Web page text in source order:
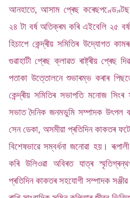
আনহাতে, আসাম প্ৰেছ
২৪ টা বৰ্ষ অতিক্ৰম কৰি এইবেলি ২৫
হিচাপে কেন্দ্ৰীয় সমিতিৰ উদ্যোগত
গুৱাহাটী প্ৰেছ ক্লাৱত ৰাষ্ট্ৰীয় প্ৰেছ
পতাকা উত্তোলনে শুভাৰম্ভ কৰাৰ
কেন্দ্ৰীয় সমিতিৰ সভাপতি মনোজ
সভাত দৈনিক জনমভুমি সম্পাদক উৎপল
সেন ডেকা, অসমীয়া প্ৰতিদিন কাকতৰ
বিশেষভাৱে সম্বৰ্ধনা জনোৱা হয়।
কৰি উলিওৱা অবিৰত যাত্ৰ
প্ৰতিদিন কাকতৰ সহযোগী সম্পাদক